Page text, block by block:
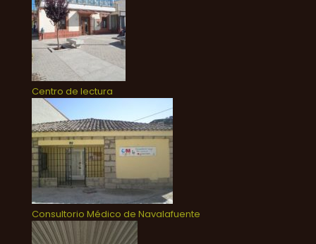
Centro de lectura
Consultorio Médico de Navalafuente